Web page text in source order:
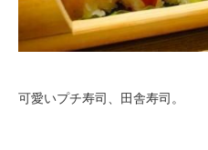
可愛いプチ寿司、田舎寿司。